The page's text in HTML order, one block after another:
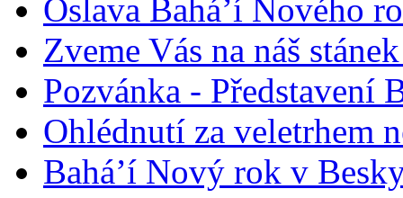
Oslava Bahá’í Nového
Zveme Vás na náš
Pozvánka - Představení
Ohlédnutí za veletrhem
Bahá’í Nový rok v